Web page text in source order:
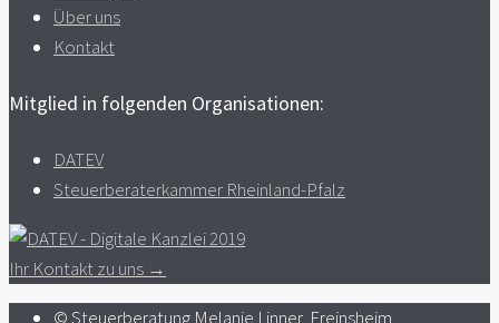
Über uns
Kontakt
Mitglied in folgenden Organisationen:
DATEV
Steuerberaterkammer Rheinland-Pfalz
Ihr Kontakt zu uns →
© Steuerberatung Melanie Linner, Freinsheim